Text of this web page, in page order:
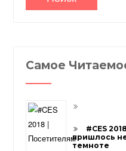
Самое
#CES
пришлось
темноте